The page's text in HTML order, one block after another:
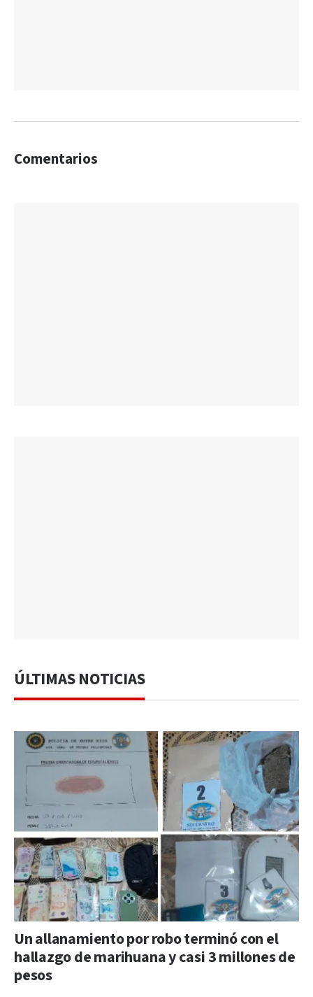
Comentarios
ÚLTIMAS NOTICIAS
Un allanamiento por robo terminó con el
hallazgo de marihuana y casi 3 millones de
pesos